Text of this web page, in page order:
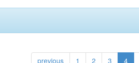
previous 1 2 3 4